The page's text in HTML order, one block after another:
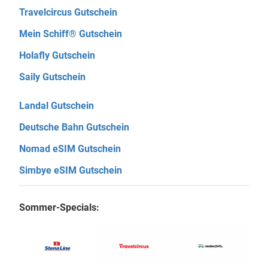
Travelcircus Gutschein
Mein Schiff® Gutschein
Holafly Gutschein
Saily Gutschein
Landal Gutschein
Deutsche Bahn Gutschein
Nomad eSIM Gutschein
Simbye eSIM Gutschein
Sommer-Specials: